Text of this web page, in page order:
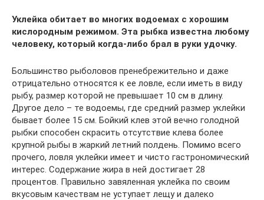
Уклейка обитает во многих водоемах с хорошим
кислородным режимом. Эта рыбка известна любому
человеку, который когда-либо брал в руки удочку.
Большинство рыболовов пренебрежительно и даже
отрицательно относятся к ее ловле, если иметь в виду
рыбу, размер которой не превышает 10 см в длину.
Другое дело – те водоемы, где средний размер уклейки
бывает более 15 см. Бойкий клев этой вечно голодной
рыбки способен скрасить отсутствие клева более
крупной рыбы в жаркий летний полдень. Помимо всего
прочего, ловля уклейки имеет и чисто гастрономический
интерес. Содержание жира в ней достигает 28
процентов. Правильно завяленная уклейка по своим
вкусовым качествам не уступает лещу и далеко